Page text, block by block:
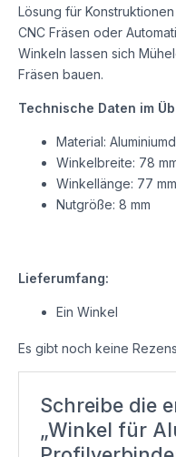
Lösung für
CNC Fräsen oder
Winkeln lassen sich
Fräsen bauen.
Technische Daten im
Material:
Winkelbreite: 78
Winkellänge: 77 mm
Nutgröße: 8 mm
Lieferumfang:
Ein Winkel
Es gibt noch keine
Schreibe die
„Winkel für